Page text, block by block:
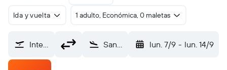
Ida y vuelta 1 adulto, Económica, 0 maletas
Internacional de Tijuana (TIJ) Santo Domingo Internacional Las Américas (SDQ) lun. 7/9 - lun. 14/9